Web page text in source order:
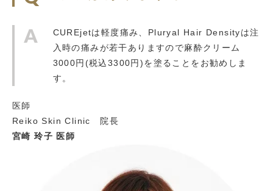
CUREjetは軽度痛み、Pluryal Hair Densityは注
入時の痛みが若干ありますので麻酔クリーム
3000円(税込3300円)を塗ることをお勧めしま
す。
医師
Reiko Skin Clinic 院長
宮崎 玲子 医師